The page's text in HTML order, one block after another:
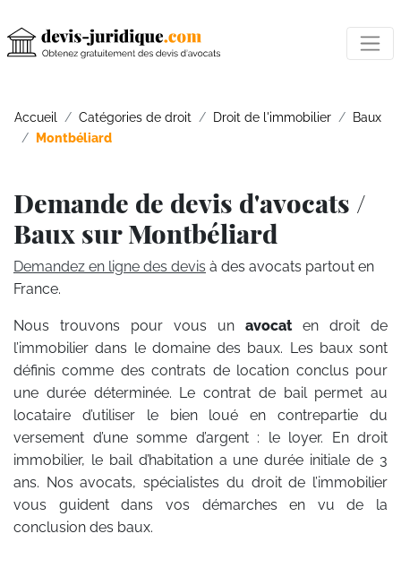
Accueil Catégories de droit Droit de l'immobilier
Baux
Montbéliard
Demande de devis d'avocats /
Baux sur Montbéliard
Demandez en ligne des devis à des avocats partout en
France.
Nous trouvons pour vous un avocat en droit de
l’immobilier dans le domaine des baux. Les baux sont
définis comme des contrats de location conclus pour
une durée déterminée. Le contrat de bail permet au
locataire d’utiliser le bien loué en contrepartie du
versement d’une somme d’argent : le loyer. En droit
immobilier, le bail d’habitation a une durée initiale de 3
ans. Nos avocats, spécialistes du droit de l’immobilier
vous guident dans vos démarches en vu de la
conclusion des baux.